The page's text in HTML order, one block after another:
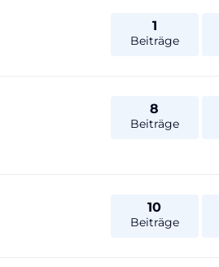
1
Beiträge
8
Beiträge
10
Beiträge